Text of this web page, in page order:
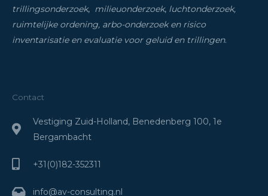
trillingsonderzoek, milieuonderzoek, luchtonderzoek,
ruimtelijke ordening, arbo-onderzoek en risico
inventarisatie en evaluatie voor geluid en trillingen.
Contact
Vestiging Zuid-Holland, Benedenberg 100, 1e
Bergambacht
+31(0)182-352311
info@av-consulting.nl